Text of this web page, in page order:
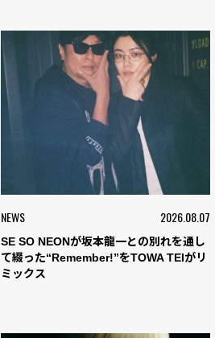
NEWS 2026.08.07
SE SO NEONが坂本龍一との別れを通し
て綴った“Remember!”をTOWA TEIがリ
ミックス